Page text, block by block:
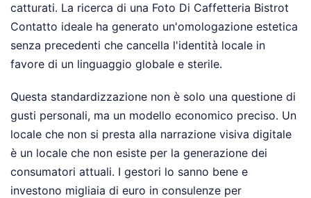
catturati. La ricerca di una Foto Di Caffetteria Bistrot
Contatto ideale ha generato un'omologazione estetica
senza precedenti che cancella l'identità locale in
favore di un linguaggio globale e sterile.
Questa standardizzazione non è solo una questione di
gusti personali, ma un modello economico preciso. Un
locale che non si presta alla narrazione visiva digitale
è un locale che non esiste per la generazione dei
consumatori attuali. I gestori lo sanno bene e
investono migliaia di euro in consulenze per